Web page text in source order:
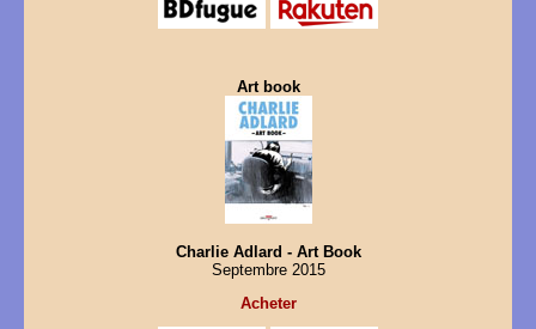
Art book
Charlie Adlard - Art Book
Septembre 2015
Acheter